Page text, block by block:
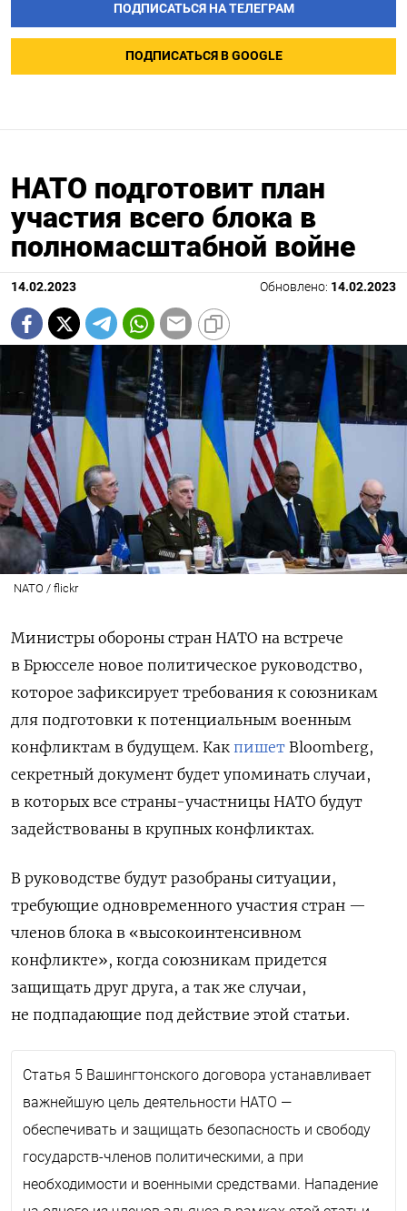
ПОДПИСАТЬСЯ НА ТЕЛЕГРАМ
ПОДПИСАТЬСЯ В GOOGLE
НАТО подготовит план
участия всего блока в
полномасштабной войне
14.02.2023 Обновлено: 14.02.2023
NATO / flickr
Министры обороны стран НАТО на встрече
в Брюсселе новое политическое руководство,
которое зафиксирует требования к союзникам
для подготовки к потенциальным военным
конфликтам в будущем. Как пишет Bloomberg,
секретный документ будет упоминать случаи,
в которых все страны-участницы НАТО будут
задействованы в крупных конфликтах.
В руководстве будут разобраны ситуации,
требующие одновременного участия стран —
членов блока в «высокоинтенсивном
конфликте», когда союзникам придется
защищать друг друга, а так же случаи,
не подпадающие под действие этой статьи.
Статья 5 Вашингтонского договора устанавливает
важнейшую цель деятельности НАТО —
обеспечивать и защищать безопасность и свободу
государств-членов политическими, а при
необходимости и военными средствами. Нападение